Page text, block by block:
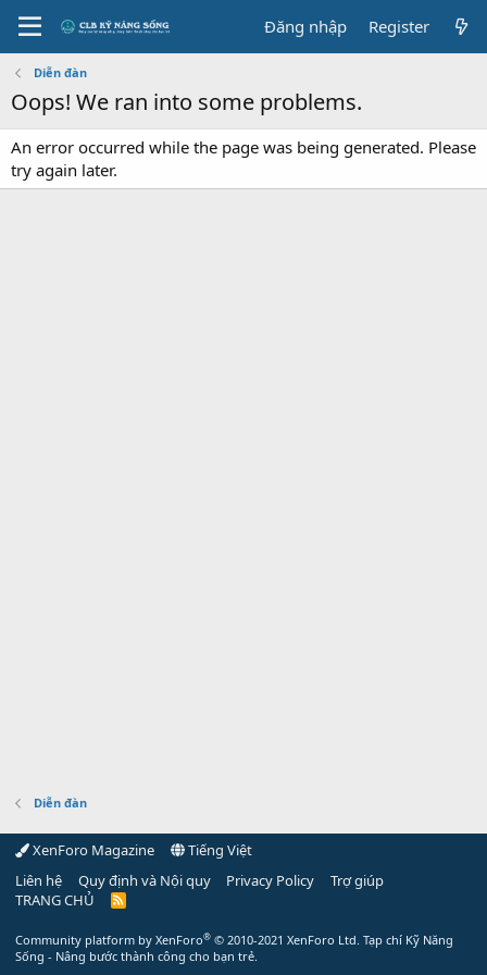
Đăng nhập Register
Diễn đàn
Oops! We ran into some problems.
An error occurred while the page was being generated. Please
try again later.
Diễn đàn
XenForo Magazine
Tiếng Việt
Liên hệ
Quy định và Nội quy Privacy Policy
Trợ giúp
TRANG CHỦ
R
Community platform by XenForo® © 2010-2021 XenForo Ltd. Tạp chí Kỹ Năng
Sống - Nâng bước thành công cho bạn trẻ.